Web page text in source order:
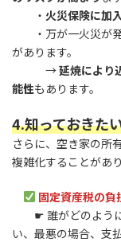
・ 火災保険に加
・万が一火災が発
があります。
→延焼により
能性もあります。
4.知っておきた
さらに、空き家の所
複雑化することがあり
固定資産税の負
☛ 誰がどのように
い、最悪の場合、支